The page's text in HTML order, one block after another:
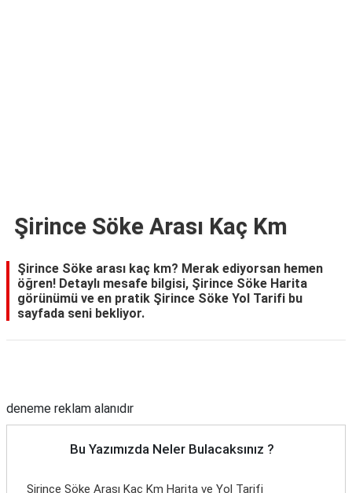
Şirince Söke Arası Kaç Km
Şirince Söke arası kaç km? Merak ediyorsan hemen
öğren! Detaylı mesafe bilgisi, Şirince Söke Harita
görünümü ve en pratik Şirince Söke Yol Tarifi bu
sayfada seni bekliyor.
deneme reklam alanıdır
Bu Yazımızda Neler Bulacaksınız ?
Şirince Söke Arası Kaç Km Harita ve Yol Tarifi